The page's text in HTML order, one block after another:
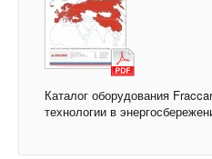
Каталог оборудования
технологии в